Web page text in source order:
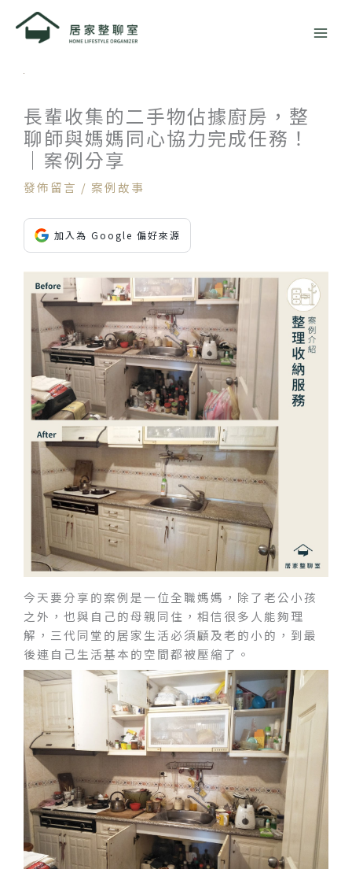
長輩收集的二手物佔據廚房，整
聊師與媽媽同心協力完成任務！
｜案例分享
發佈留言 / 案例故事
加入為 Google 偏好來源
今天要分享的案例是一位全職媽媽，除了老公小孩
之外，也與自己的母親同住，相信很多人能夠理
解，三代同堂的居家生活必須顧及老的小的，到最
後連自己生活基本的空間都被壓縮了。